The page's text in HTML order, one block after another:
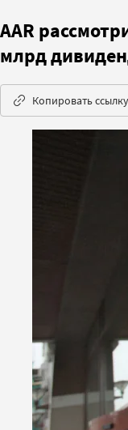
AAR
млрд
Копировать ссылку